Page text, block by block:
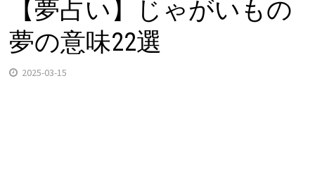
【夢占い】じゃがいもの
夢の意味22選
2025-03-15